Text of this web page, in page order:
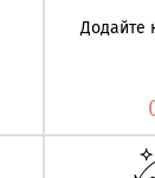
Додайте